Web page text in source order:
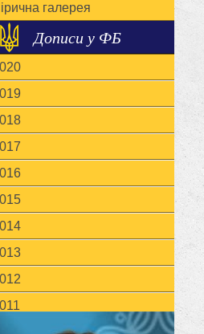
галерея
Дописи у ФБ